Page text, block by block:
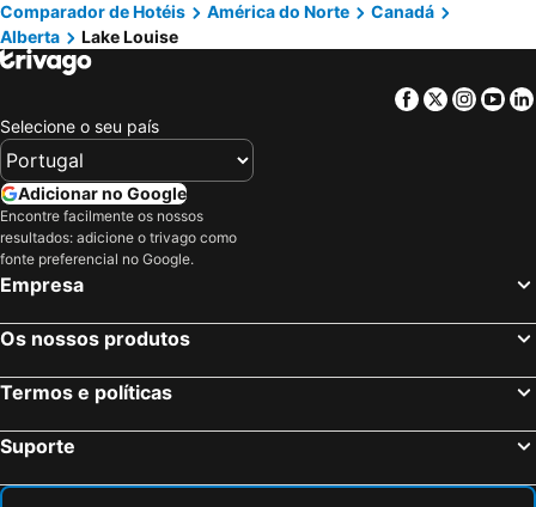
Comparador de Hotéis América do Norte
Canadá
Alberta
Lake Louise
Facebook
Twitter
Selecione o seu país
Adicionar no Google
Encontre facilmente os nossos
resultados: adicione o trivago como
fonte preferencial no Google.
Empresa
Os nossos produtos
Termos e políticas
Suporte